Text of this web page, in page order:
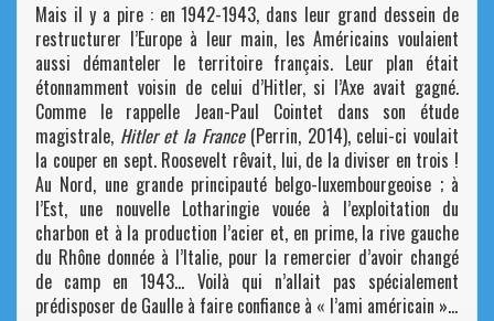
Mais il y a pire : en 1942-1943, dans leur grand dessein de
restructurer l’Europe à leur main, les Américains voulaient
aussi démanteler le territoire français. Leur plan était
étonnamment voisin de celui d’Hitler, si l’Axe avait gagné.
Comme le rappelle Jean-Paul Cointet dans son étude
magistrale, Hitler et la France (Perrin, 2014), celui-ci voulait
la couper en sept. Roosevelt rêvait, lui, de la diviser en trois !
Au Nord, une grande principauté belgo-luxembourgeoise ; à
l’Est, une nouvelle Lotharingie vouée à l’exploitation du
charbon et à la production l’acier et, en prime, la rive gauche
du Rhône donnée à l’Italie, pour la remercier d’avoir changé
de camp en 1943… Voilà qui n’allait pas spécialement
prédisposer de Gaulle à faire confiance à « l’ami américain »…